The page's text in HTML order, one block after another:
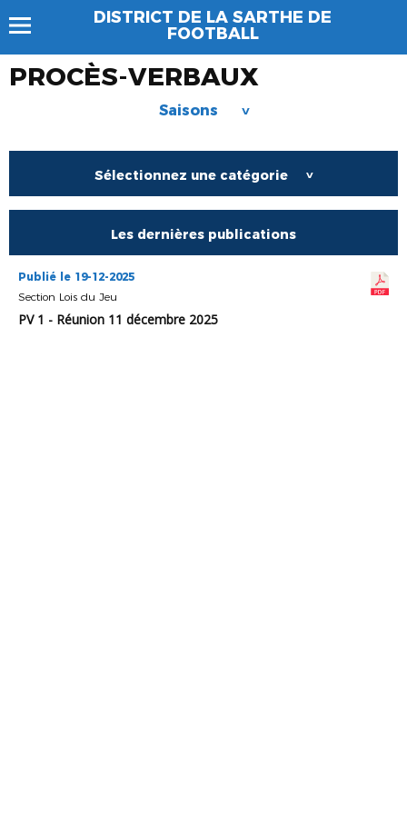
DISTRICT DE LA SARTHE DE
FOOTBALL
PROCÈS-VERBAUX
Saisons >
Sélectionnez une catégorie >
Les dernières publications
Publié le 19-12-2025
Section Lois du Jeu
PV 1 - Réunion 11 décembre 2025